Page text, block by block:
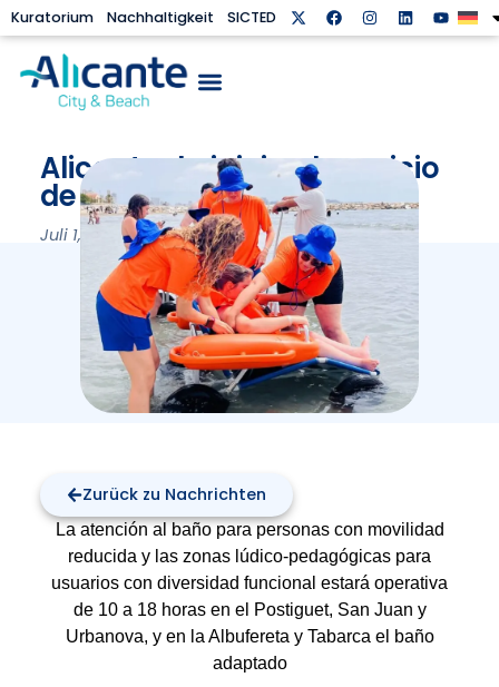
Kuratorium Nachhaltigkeit SICTED
Alicante da inicio al servicio
de playas accesibles
Juli 1, 2026
Zurück zu Nachrichten
La atención al baño para personas con movilidad
reducida y las zonas lúdico-pedagógicas para
usuarios con diversidad funcional estará operativa
de 10 a 18 horas en el Postiguet, San Juan y
Urbanova, y en la Albufereta y Tabarca el baño
adaptado